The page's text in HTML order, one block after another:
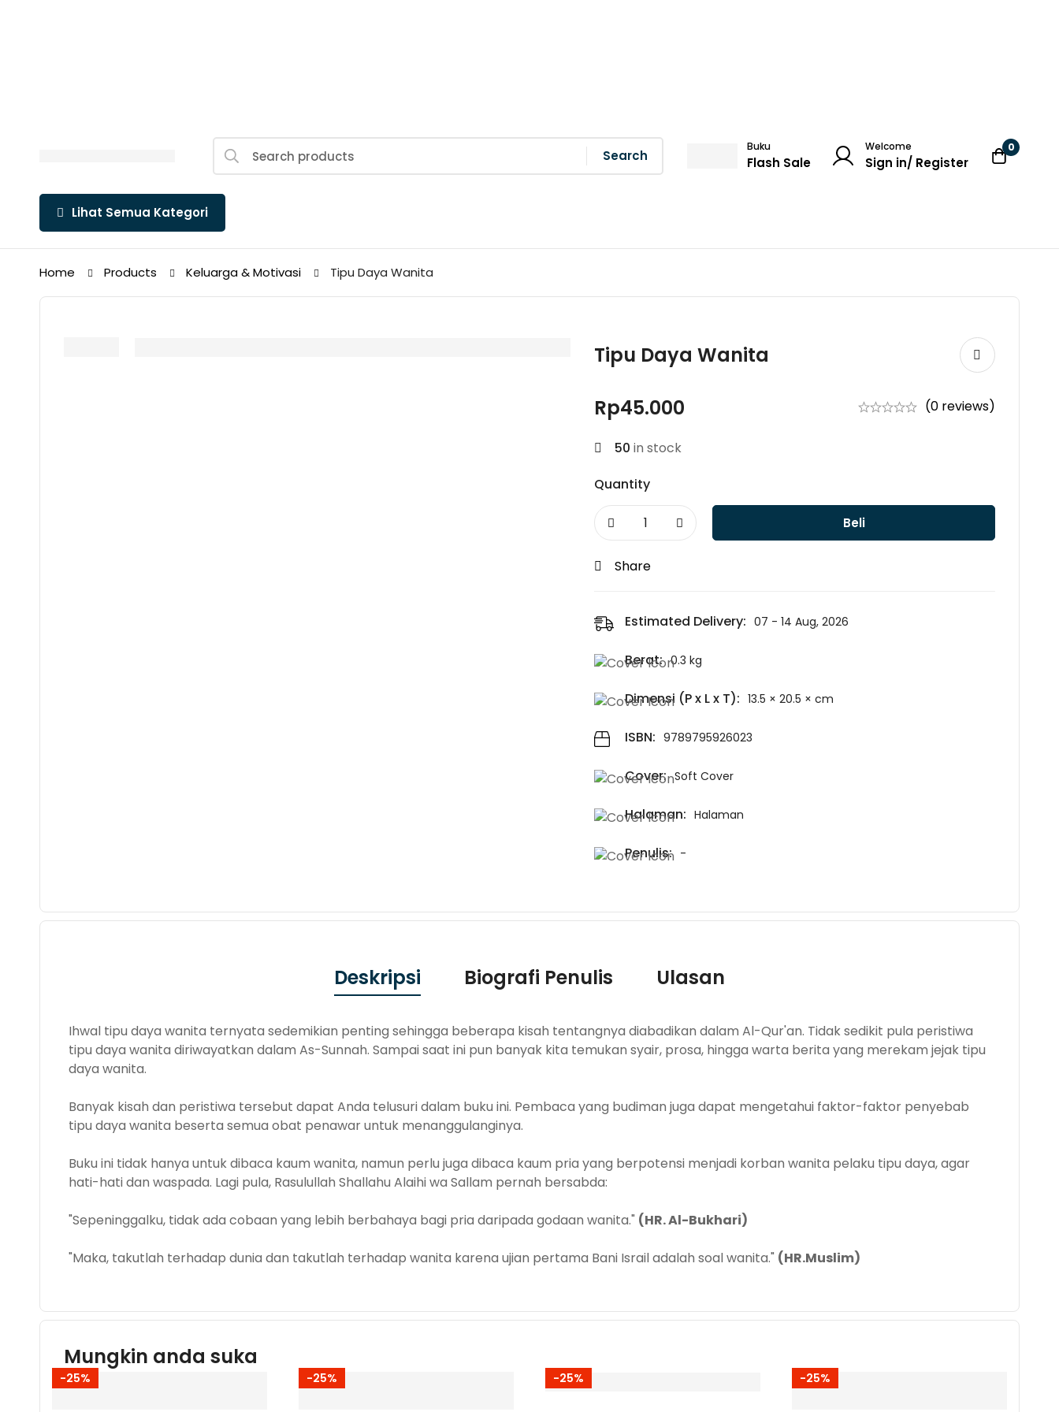
Search
for:
Search
Buku
Flash Sale
Welcome
Sign in/ Register
0
Lihat Semua Kategori
Home Products Keluarga & Motivasi Tipu Daya Wanita
Tipu Daya Wanita
Rp45.000 (0 reviews)
50 in stock
Quantity
Beli
Share
Estimated Delivery: 07 - 14 Aug, 2026
Berat: 0.3 kg
Dimensi (P x L x T): 13.5 × 20.5 × cm
ISBN: 9789795926023
Cover: Soft Cover
Halaman: Halaman
Penulis: -
Deskripsi Biografi Penulis Ulasan
Ihwal tipu daya wanita ternyata sedemikian penting sehingga beberapa kisah tentangnya diabadikan dalam Al-Qur'an. Tidak sedikit pula peristiwa
tipu daya wanita diriwayatkan dalam As-Sunnah. Sampai saat ini pun banyak kita temukan syair, prosa, hingga warta berita yang merekam jejak tipu
daya wanita.
Banyak kisah dan peristiwa tersebut dapat Anda telusuri dalam buku ini. Pembaca yang budiman juga dapat mengetahui faktor-faktor penyebab
tipu daya wanita beserta semua obat penawar untuk menanggulanginya.
Buku ini tidak hanya untuk dibaca kaum wanita, namun perlu juga dibaca kaum pria yang berpotensi menjadi korban wanita pelaku tipu daya, agar
hati-hati dan waspada. Lagi pula, Rasulullah Shallahu Alaihi wa Sallam pernah bersabda:
"Sepeninggalku, tidak ada cobaan yang lebih berbahaya bagi pria daripada godaan wanita." (HR. Al-Bukhari)
"Maka, takutlah terhadap dunia dan takutlah terhadap wanita karena ujian pertama Bani Israil adalah soal wanita." (HR.Muslim)
Mungkin anda suka
-25% -25% -25% -25%